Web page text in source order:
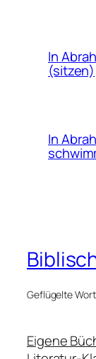
In
(sitzen)
In
Geflügelte
Eigene